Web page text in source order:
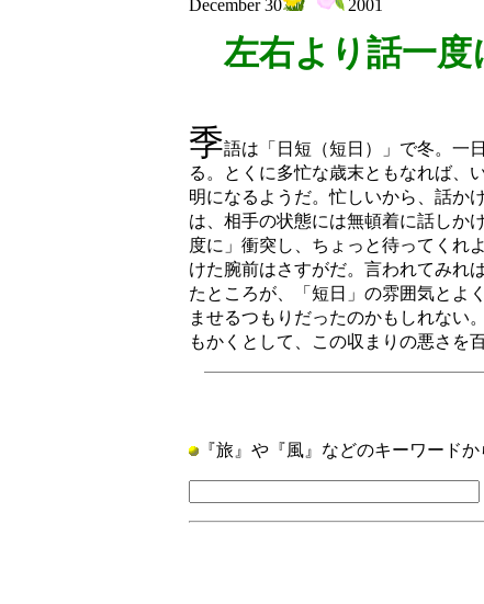
December 30 2001
左右より話一度
五十
季語は「日短（短日）」で冬。一
る。とくに多忙な歳末ともなれば、
明になるようだ。忙しいから、話か
は、相手の状態には無頓着に話しか
度に」衝突し、ちょっと待ってくれ
けた腕前はさすがだ。言われてみれ
たところが、「短日」の雰囲気とよ
ませるつもりだったのかもしれない
もかくとして、この収まりの悪さを
『旅』や『風』などのキーワード